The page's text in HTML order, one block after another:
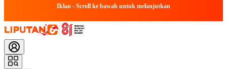
Iklan - Scroll ke bawah untuk melanjutkan